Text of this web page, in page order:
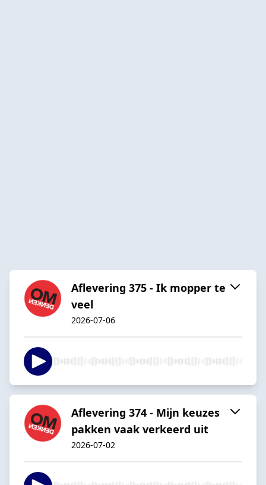
Aflevering 375 - Ik mopper te
veel
2026-07-06
Aflevering 374 - Mijn keuzes
pakken vaak verkeerd uit
2026-07-02